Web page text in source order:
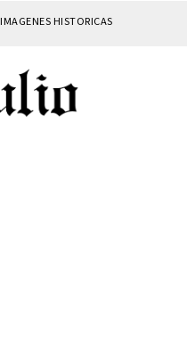
IMAGENES HISTORICAS